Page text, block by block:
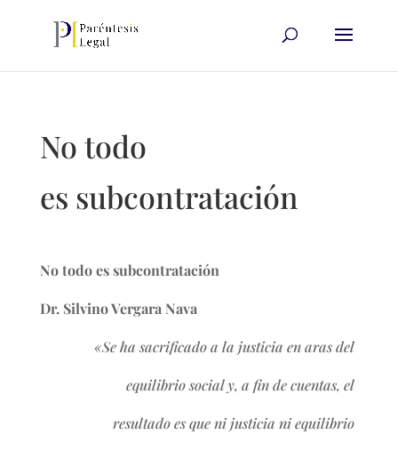
No todo
es subcontratación
No todo es subcontratación
Dr. Silvino Vergara Nava
«Se ha sacrificado a la justicia en aras del
equilibrio social y, a fin de cuentas, el
resultado es que ni justicia ni equilibrio